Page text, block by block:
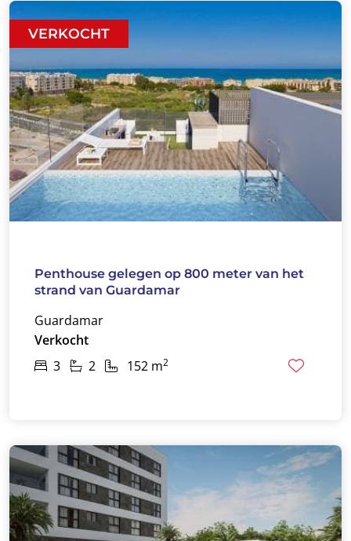
VERKOCHT
Penthouse gelegen op 800 meter van het
strand van Guardamar
Guardamar
Verkocht
3
2 152 m2